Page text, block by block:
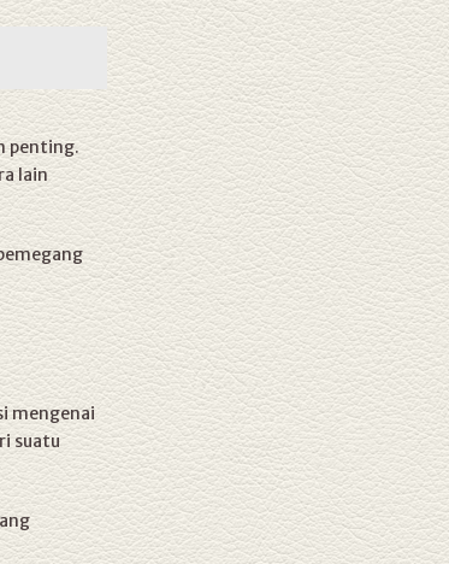
penting.
lain
mengenai
suatu